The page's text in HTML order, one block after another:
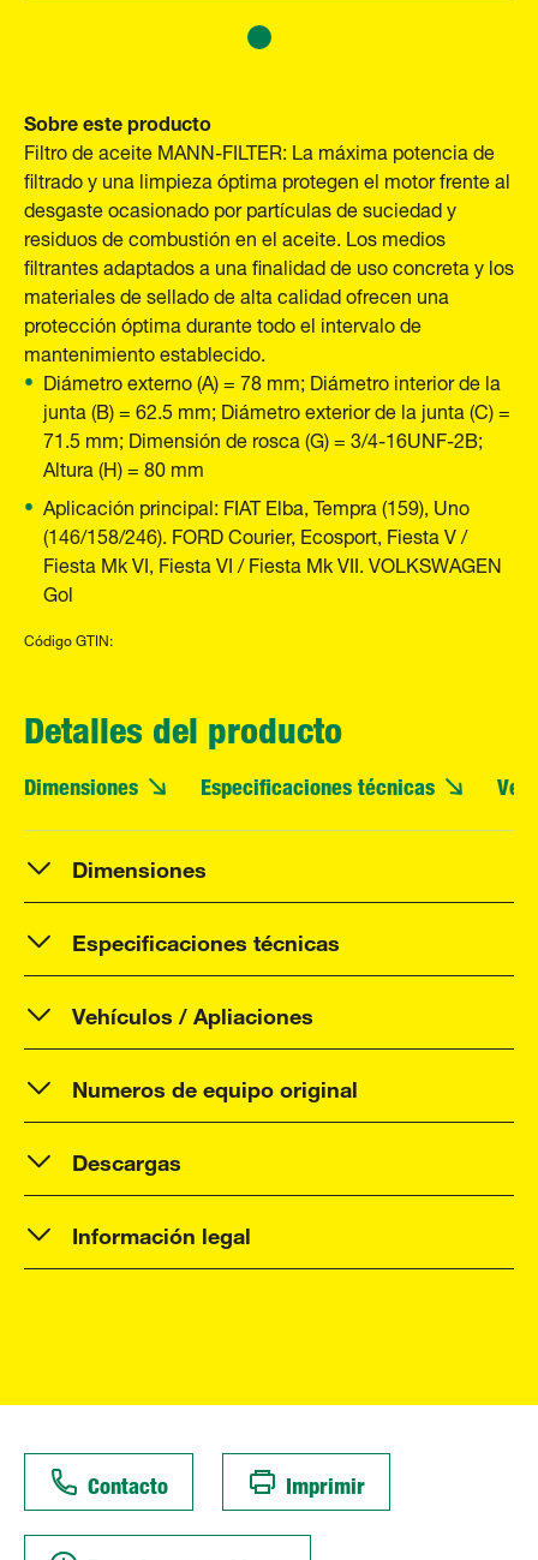
Sobre este producto
Filtro de aceite MANN-FILTER: La máxima potencia de
filtrado y una limpieza óptima protegen el motor frente al
desgaste ocasionado por partículas de suciedad y
residuos de combustión en el aceite. Los medios
filtrantes adaptados a una finalidad de uso concreta y los
materiales de sellado de alta calidad ofrecen una
protección óptima durante todo el intervalo de
mantenimiento establecido.
Diámetro externo (A) = 78 mm; Diámetro interior de la
junta (B) = 62.5 mm; Diámetro exterior de la junta (C) =
71.5 mm; Dimensión de rosca (G) = 3/4-16UNF-2B;
Altura (H) = 80 mm
Aplicación principal: FIAT Elba, Tempra (159), Uno
(146/158/246). FORD Courier, Ecosport, Fiesta V /
Fiesta Mk VI, Fiesta VI / Fiesta Mk VII. VOLKSWAGEN
Gol
Código GTIN:
Detalles del producto
Dimensiones Especificaciones técnicas
Dimensiones
Especificaciones técnicas
Vehículos / Apliaciones
Numeros de equipo original
Descargas
Información legal
Contacto Imprimir